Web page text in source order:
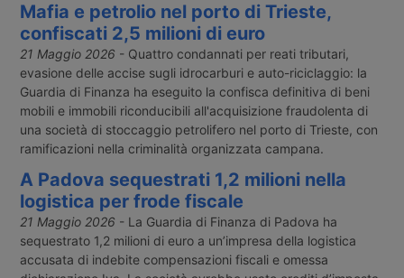
Mafia e petrolio nel porto di Trieste,
confiscati 2,5 milioni di euro
21 Maggio 2026 - Quattro condannati per reati tributari,
evasione delle accise sugli idrocarburi e auto-riciclaggio: la
Guardia di Finanza ha eseguito la confisca definitiva di beni
mobili e immobili riconducibili all'acquisizione fraudolenta di
una società di stoccaggio petrolifero nel porto di Trieste, con
ramificazioni nella criminalità organizzata campana.
A Padova sequestrati 1,2 milioni nella
logistica per frode fiscale
21 Maggio 2026 - La Guardia di Finanza di Padova ha
sequestrato 1,2 milioni di euro a un’impresa della logistica
accusata di indebite compensazioni fiscali e omessa